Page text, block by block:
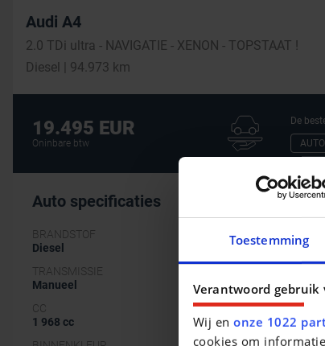
Toestemming
Verantwoord gebruik
Wij enonze 1022
cookies om
Audi A4
2.0 TDi ultra - NAVIGATIE - XENON - TOPSTAAT !
Diesel | 94.973 km
19.495 EUR
Oninbare btw
De
Auto specificaties
BRANDSTOF
Diesel
TRANSMISSIE
Manueel
CC
1 968 cc